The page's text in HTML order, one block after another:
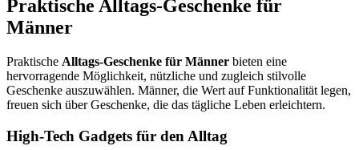
Praktische Alltags-Geschenke für
Männer
Praktische Alltags-Geschenke für Männer bieten eine
hervorragende Möglichkeit, nützliche und zugleich stilvolle
Geschenke auszuwählen. Männer, die Wert auf Funktionalität legen,
freuen sich über Geschenke, die das tägliche Leben erleichtern.
High-Tech Gadgets für den Alltag